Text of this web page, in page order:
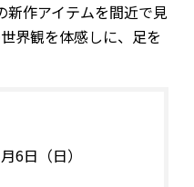
新作アイテムを間近で見
界観を体感しに、足を
6日（日）